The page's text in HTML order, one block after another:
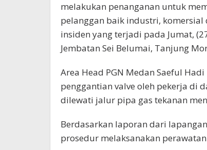
melakukan penanganan untuk
pelanggan baik industri,
insiden yang terjadi pada Jumat,
Jembatan Sei Belumai, Tanjung
Area Head PGN Medan Saeful
penggantian valve oleh pekerja di
dilewati jalur pipa gas tekanan
Berdasarkan laporan dari
prosedur melaksanakan